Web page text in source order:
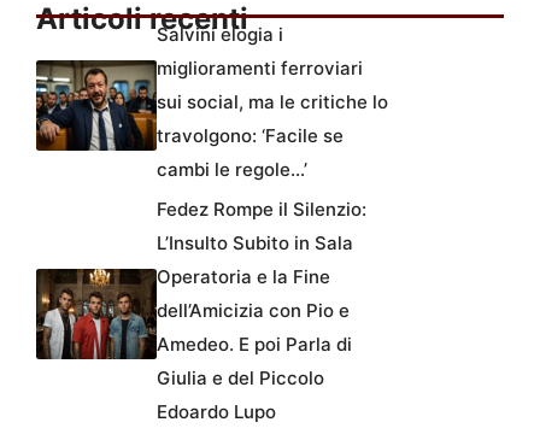
Articoli recenti
Salvini elogia i
miglioramenti ferroviari
sui social, ma le critiche lo
travolgono: ‘Facile se
cambi le regole…’
Fedez Rompe il Silenzio:
L’Insulto Subito in Sala
Operatoria e la Fine
dell’Amicizia con Pio e
Amedeo. E poi Parla di
Giulia e del Piccolo
Edoardo Lupo